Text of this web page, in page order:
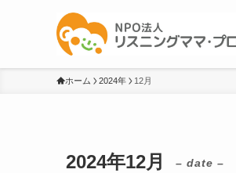
ホーム 2024年 12月
2024年12月 – date –